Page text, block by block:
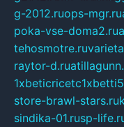
g-2012.ruops-mgr.ru
poka-vse-doma2.ru
tehosmotre.ru
raytor-d.ru
store-brawl-stars.ru
sindika-01.rusp-